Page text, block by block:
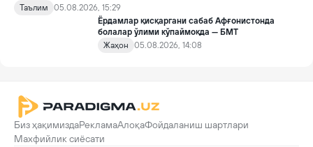
таълим ва ижтимоий хизматлар билан қамраб олиш тизимини
такомиллаштириш бўйича қўшимча чора-тадбирлар
тўғрисида»ги қарори билан инклюзив таълим соҳасида қатор
янги механизмлар жорий этилади.
Таълим
05.08.2026, 15:29
Ёрдамлар қисқаргани сабаб Афғонистонда
болалар ўлими кўпаймоқда — БМТ
Жаҳон
05.08.2026, 14:08
Биз ҳақимиздаРекламаАлоқаФойдаланиш шартлари
Махфийлик сиёсати